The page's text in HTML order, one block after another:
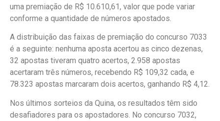
uma premiação de R$ 10.610,61, valor que pode variar
conforme a quantidade de números apostados.
A distribuição das faixas de premiação do concurso 7033
é a seguinte: nenhuma aposta acertou as cinco dezenas,
32 apostas tiveram quatro acertos, 2.958 apostas
acertaram três números, recebendo R$ 109,32 cada, e
78.323 apostas marcaram dois acertos, ganhando R$ 4,12.
Nos últimos sorteios da Quina, os resultados têm sido
desafiadores para os apostadores. No concurso 7032,